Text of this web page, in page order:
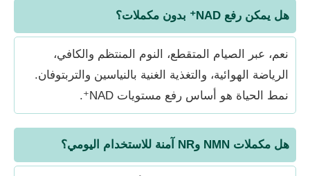
هل يمكن رفع NAD⁺ بدون مكملات؟
نعم، عبر الصيام المتقطع، النوم المنتظم والكافي،
الرياضة الهوائية، والتغذية الغنية بالنياسين والتربتوفان.
نمط الحياة هو أساس رفع مستويات NAD⁺.
هل مكملات NMN وNR آمنة للاستخدام اليومي؟